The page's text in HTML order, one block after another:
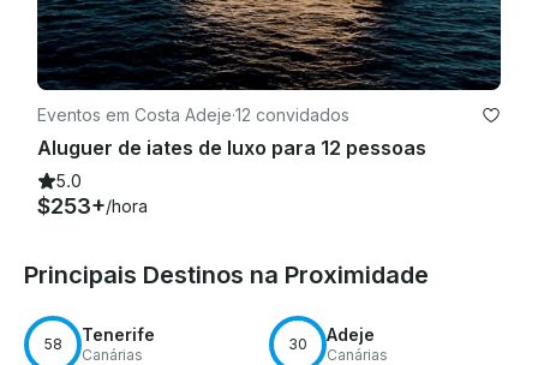
Eventos em Costa Adeje·12 convidados
Aluguer de iates de luxo para 12 pessoas
5.0
$253+/hora
Principais Destinos na Proximidade
58 Tenerife
Canárias
30 Adeje
Canárias